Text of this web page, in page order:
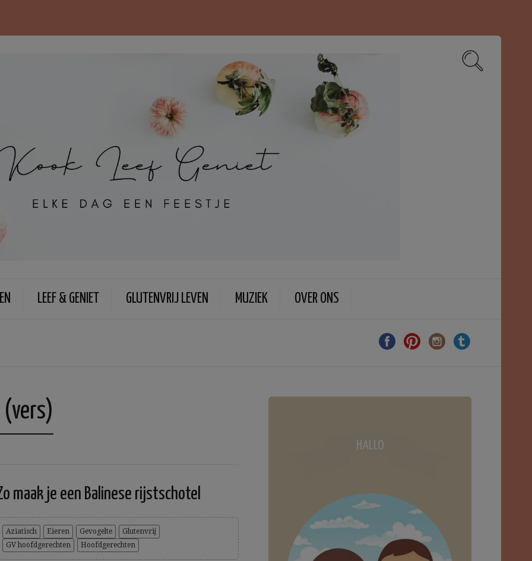
LEEF & GENIET GLUTENVRIJ LEVEN MUZIEK OVER ONS
maak je een Balinese rijstschotel
Aziatisch Eieren Gevogelte
Glutenvrij
GV hoofdgerechten
Hoofdgerechten
HALLO